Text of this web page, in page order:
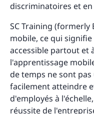
discriminatoires et
SC Training
mobile, ce qui
accessible partout et
l'apprentissage
de temps ne sont
facilement atteindre
d'employés à
réussite de